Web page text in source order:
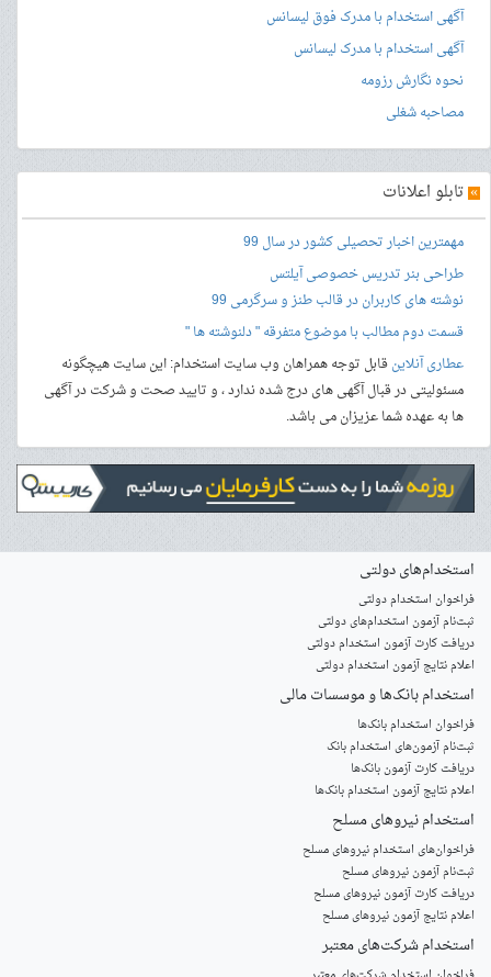
آگهی استخدام با مدرک فوق لیسانس
آگهی استخدام با مدرک لیسانس
نحوه نگارش رزومه
مصاحبه شغلی
» تابلو اعلانات
مهمترین اخبار تحصیلی کشور در سال 99
طراحی بنرتدریس خصوصی آیلتس
نوشته های کاربران در قالب طنز و سرگرمی 99
قسمت دوم مطالب با موضوع متفرقه " دلنوشته ها "
عطاری آنلاینقابل توجه همراهان وب سایت استخدام: این سایت هیچگونه
مسئولیتی در قبال آگهی های درج شده ندارد ، و تایید صحت و شرکت در آگهی
ها به عهده شما عزیزان می باشد.
استخدام‌های دولتی
فراخوان استخدام دولتی
ثبت‌نام آزمون‌ استخدام‌های دولتی
دریافت کارت آزمون استخدام دولتی
اعلام نتایج آزمون استخدام دولتی
استخدام‌ بانک‌ها و موسسات مالی
فراخوان استخدام بانک‌ها
‌ثبت‌نام آزمون‌های استخدام بانک
دریافت کارت آزمون بانک‌ها
اعلام نتایج آزمون استخدام بانک‌ها
استخدام‌ نیروهای مسلح
‌فراخوان‌های استخدام‌ نیروهای مسلح
ثبت‌نام آزمون نیروهای مسلح
دریافت کارت آزمون نیروهای مسلح
اعلام نتایج آزمون نیروهای مسلح
استخدام‌ شرکت‌های معتبر